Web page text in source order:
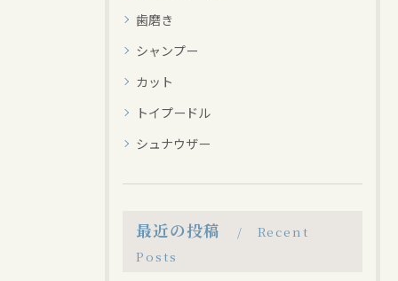
歯磨き
シャンプー
カット
トイプードル
シュナウザー
最近の投稿
Recent
Posts